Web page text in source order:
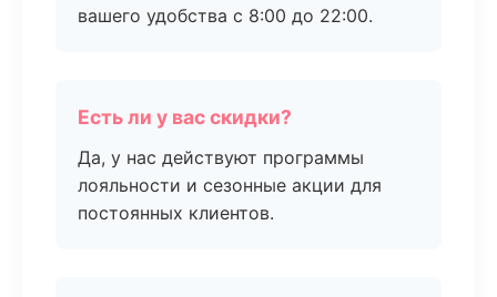
вашего удобства с 8:00 до 22:00.
Есть ли у вас скидки?
Да, у нас действуют программы
лояльности и сезонные акции для
постоянных клиентов.